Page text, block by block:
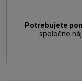
Potrebujete
spoločne